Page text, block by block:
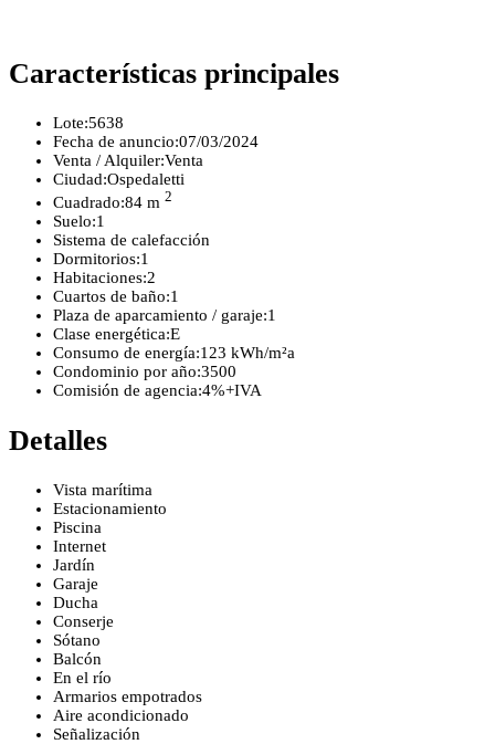
Características principales
Lote:5638
Fecha de anuncio:07/03/2024
Venta / Alquiler:Venta
Ciudad:Ospedaletti
Cuadrado:84 m 2
Suelo:1
Sistema de calefacción
Dormitorios:1
Habitaciones:2
Cuartos de baño:1
Plaza de aparcamiento / garaje:1
Clase energética:E
Consumo de energía:123 kWh/m²a
Condominio por año:3500
Comisión de agencia:4%+IVA
Detalles
Vista marítima
Estacionamiento
Piscina
Internet
Jardín
Garaje
Ducha
Conserje
Sótano
Balcón
En el río
Armarios empotrados
Aire acondicionado
Señalización